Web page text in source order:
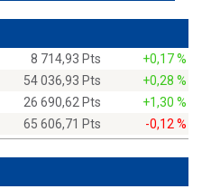
8 714,93 Pts
+0,17 %
54 036,93 Pts
+0,28 %
26 690,62 Pts
+1,30 %
65 606,71 Pts -0,12 %